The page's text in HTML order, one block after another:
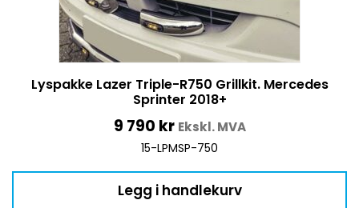
Lyspakke Lazer Triple-R750 Grillkit. Mercedes
Sprinter 2018+
9 790 kr Ekskl. MVA
15-LPMSP-750
Legg i handlekurv